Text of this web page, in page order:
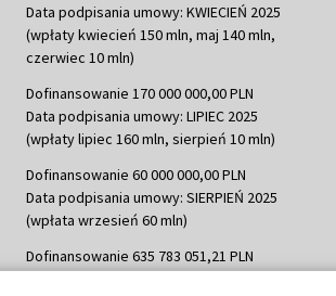
Data podpisania umowy: KWIECIEŃ 2025
(wpłaty kwiecień 150 mln, maj 140 mln,
czerwiec 10 mln)
Dofinansowanie 170 000 000,00 PLN
Data podpisania umowy: LIPIEC 2025
(wpłaty lipiec 160 mln, sierpień 10 mln)
Dofinansowanie 60 000 000,00 PLN
Data podpisania umowy: SIERPIEŃ 2025
(wpłata wrzesień 60 mln)
Dofinansowanie 635 783 051,21 PLN